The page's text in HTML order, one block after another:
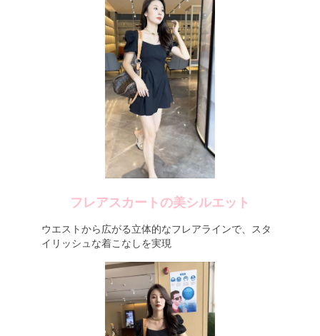
フレアスカートの美シルエット
ウエストから広がる立体的なフレアラインで、スタ
イリッシュな着こなしを実現